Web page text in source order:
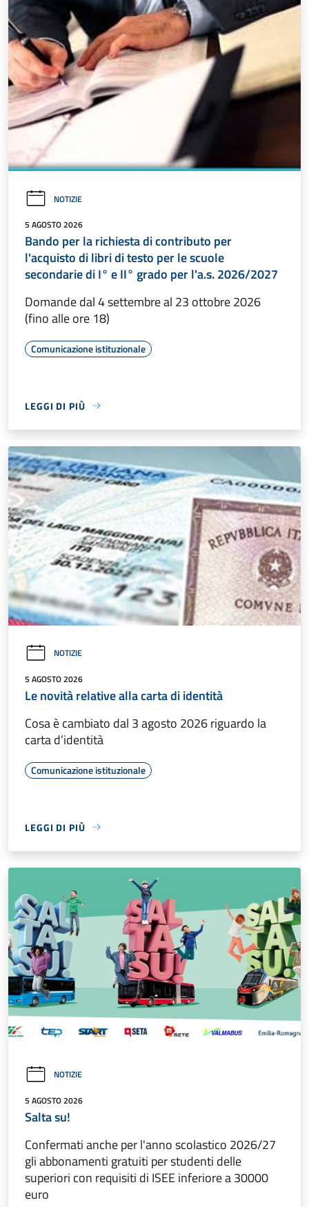
NOTIZIE
5 AGOSTO 2026
Bando per la richiesta di contributo per
l'acquisto di libri di testo per le scuole
secondarie di I° e II° grado per l'a.s. 2026/2027
Domande dal 4 settembre al 23 ottobre 2026
(fino alle ore 18)
Comunicazione istituzionale
LEGGI DI PIÙ
NOTIZIE
5 AGOSTO 2026
Le novità relative alla carta di identità
Cosa è cambiato dal 3 agosto 2026 riguardo la
carta d’identità
Comunicazione istituzionale
LEGGI DI PIÙ
NOTIZIE
5 AGOSTO 2026
Salta su!
Confermati anche per l'anno scolastico 2026/27
gli abbonamenti gratuiti per studenti delle
superiori con requisiti di ISEE inferiore a 30000
euro